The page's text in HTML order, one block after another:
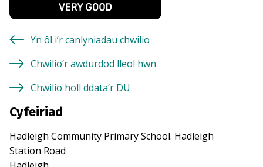
Yn ôl i’r canlyniadau chwilio
Chwilio’r awdurdod lleol hwn
Chwilio holl ddata’r DU
Cyfeiriad
Hadleigh Community Primary School. Hadleigh
Station Road